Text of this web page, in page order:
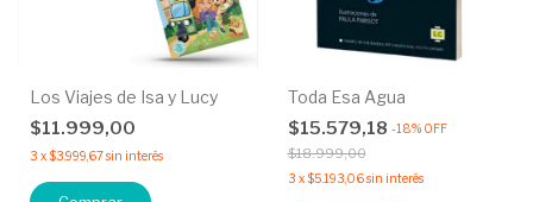
Los Viajes de Isa y Lucy
$11.999,00
3 x$3.999,67sin interés
Toda Esa Agua
$15.579,18 -18% OFF
$18.999,00
3 x$5.193,06sin interés